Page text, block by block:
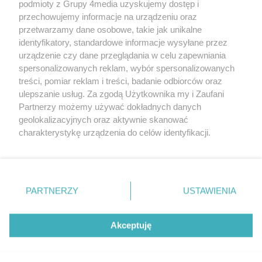
Redakcja Reklama Prywatność
Praca Łódź
the:protocol
Facebook.com
Youtube.com
podmioty z Grupy 4media uzyskujemy dostęp i
przechowujemy informacje na urządzeniu oraz
przetwarzamy dane osobowe, takie jak unikalne
identyfikatory, standardowe informacje wysyłane przez
urządzenie czy dane przeglądania w celu zapewniania
spersonalizowanych reklam, wybór spersonalizowanych
treści, pomiar reklam i treści, badanie odbiorców oraz
ulepszanie usług. Za zgodą Użytkownika my i Zaufani
Partnerzy możemy używać dokładnych danych
geolokalizacyjnych oraz aktywnie skanować
charakterystykę urządzenia do celów identyfikacji.
zmienić/wycofać klikając przycisk ustawień prywatności
znajdujący się w lewym dolnym rogu strony
. Niektóre
użytkownika, ale masz prawo sprzeciwić się takiemu
przetwarzaniu. Preferencje będą miały zastosowania tylko
PARTNERZY USTAWIENIA
Akceptuję